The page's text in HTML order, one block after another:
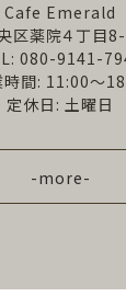
Cafe Emerald
区薬院４丁目
080-9141-
時間: 11:00～
定休日: 土曜日
-more-